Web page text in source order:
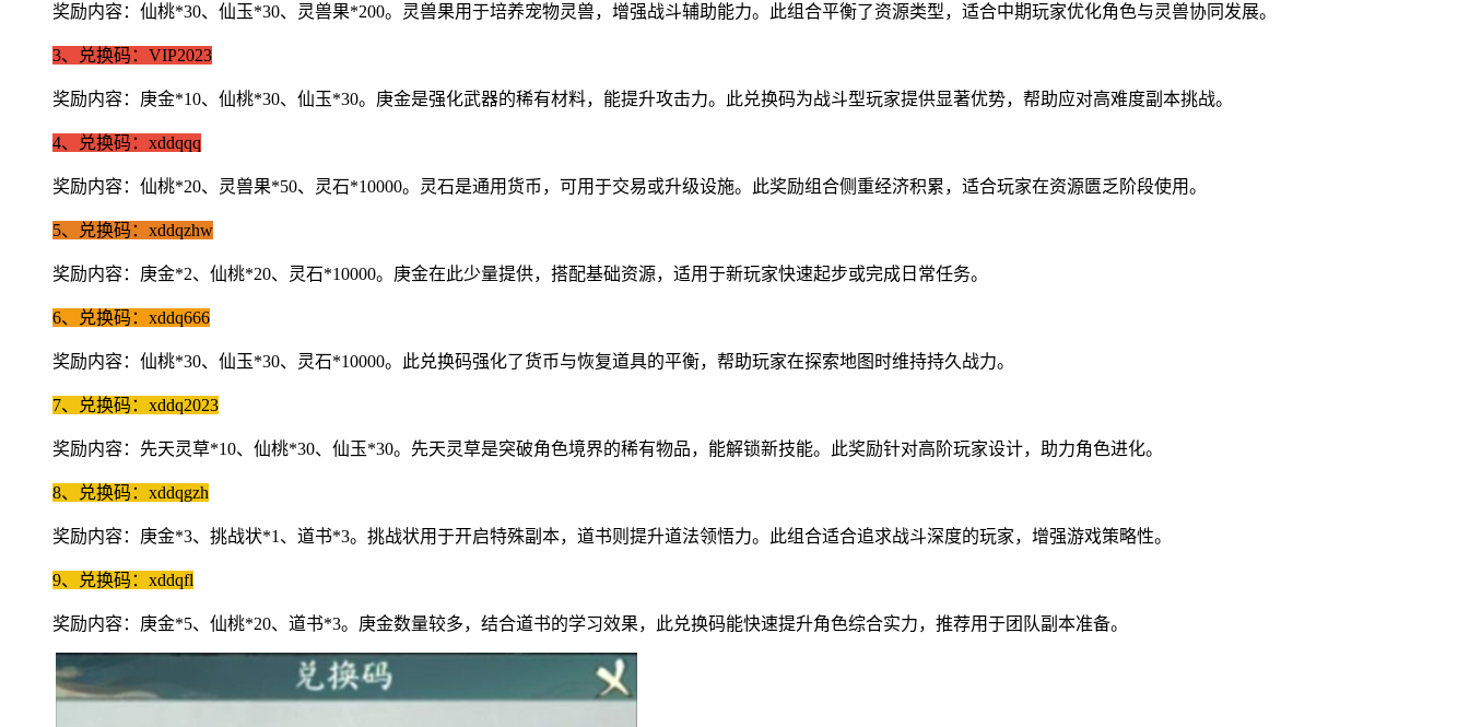
奖励内容：仙桃*30、仙玉*30、灵兽果*200。灵兽果用于培养宠物灵兽，增强战斗辅助能力。此组合平衡了资源类型，适合中期玩家优化角色与灵兽协同发展。
3、兑换码：VIP2023
奖励内容：庚金*10、仙桃*30、仙玉*30。庚金是强化武器的稀有材料，能提升攻击力。此兑换码为战斗型玩家提供显著优势，帮助应对高难度副本挑战。
4、兑换码：xddqqq
奖励内容：仙桃*20、灵兽果*50、灵石*10000。灵石是通用货币，可用于交易或升级设施。此奖励组合侧重经济积累，适合玩家在资源匮乏阶段使用。
5、兑换码：xddqzhw
奖励内容：庚金*2、仙桃*20、灵石*10000。庚金在此少量提供，搭配基础资源，适用于新玩家快速起步或完成日常任务。
6、兑换码：xddq666
奖励内容：仙桃*30、仙玉*30、灵石*10000。此兑换码强化了货币与恢复道具的平衡，帮助玩家在探索地图时维持持久战力。
7、兑换码：xddq2023
奖励内容：先天灵草*10、仙桃*30、仙玉*30。先天灵草是突破角色境界的稀有物品，能解锁新技能。此奖励针对高阶玩家设计，助力角色进化。
8、兑换码：xddqgzh
奖励内容：庚金*3、挑战状*1、道书*3。挑战状用于开启特殊副本，道书则提升道法领悟力。此组合适合追求战斗深度的玩家，增强游戏策略性。
9、兑换码：xddqfl
奖励内容：庚金*5、仙桃*20、道书*3。庚金数量较多，结合道书的学习效果，此兑换码能快速提升角色综合实力，推荐用于团队副本准备。